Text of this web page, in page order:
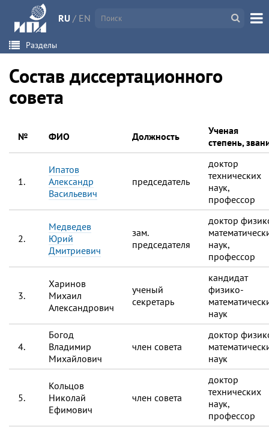
RU / EN
Разделы
Состав диссертационного
совета
№ ФИО Должность
Ученая
степень,
1.
Ипатов
Александр
Васильевич
председатель
доктор
технических
наук,
профессор
2.
Медведев
Юрий
Дмитриевич
зам.
председателя
доктор
наук,
профессор
3.
Харинов
Михаил
Александрович
ученый
секретарь
кандидат
физико-
наук
4.
Богод
Владимир
Михайлович
член совета
доктор
наук
5.
Кольцов
Николай
Ефимович
член совета
доктор
технических
наук,
профессор